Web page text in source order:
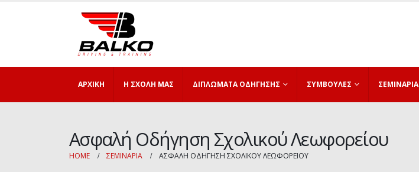
ΑΡΧΙΚΉ Η ΣΧΟΛΉ ΜΑΣ ΔΙΠΛΏΜΑΤΑ ΟΔΉΓΗΣΗΣ ΣΥΜΒΟΥΛΈΣ ΣΕΜΙΝΆΡΙΑ
Ασφαλή Οδήγηση Σχολικού Λεωφορείου
HOME ΣΕΜΙΝΆΡΙΑ ΑΣΦΑΛΉ ΟΔΉΓΗΣΗ ΣΧΟΛΙΚΟΎ ΛΕΩΦΟΡΕΊΟΥ